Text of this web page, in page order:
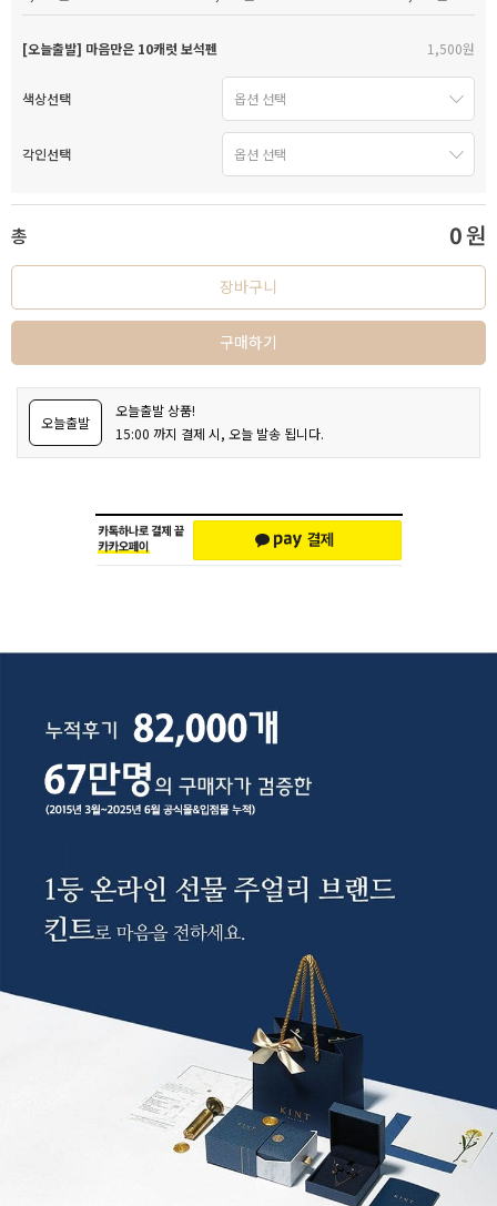
[오늘출발] 마음만은 10캐럿 보석펜 1,500원
색상선택
각인선택
총 0원
장바구니
구매하기
오늘출발
오늘출발 상품!
15:00 까지 결제 시, 오늘 발송 됩니다.